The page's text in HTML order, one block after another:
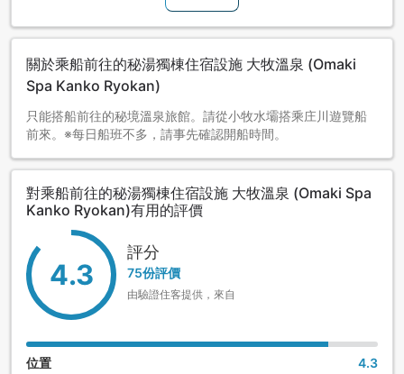
關於乘船前往的秘湯獨棟住宿設施 大牧溫泉 (Omaki
Spa Kanko Ryokan)
只能搭船前往的秘境溫泉旅館。請從小牧水壩搭乘庄川遊覽船
前來。※每日船班不多，請事先確認開船時間。
對乘船前往的秘湯獨棟住宿設施 大牧溫泉 (Omaki Spa
Kanko Ryokan)有用的評價
4.3
評分
75份評價
由驗證住客提供，來自
位置 4.3